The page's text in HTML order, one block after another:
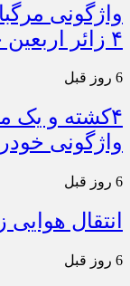
واژگونی
۴ زائر اربعین جان باختند
6 روز قبل
۴کشته و یک
واژگونی
6 روز قبل
انتقال هوایی
6 روز قبل